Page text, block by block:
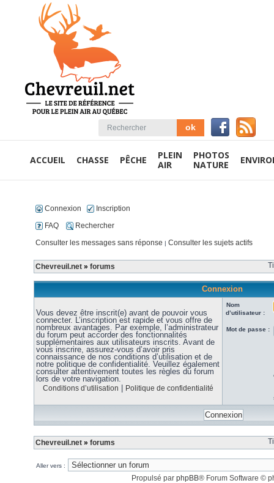
ACCUEIL CHASSE PÊCHE
PLEIN
AIR
PHOTOS
NATURE
Connexion
Inscription
FAQ
Rechercher
Consulter les messages sans réponse | Consulter les sujets actifs
Chevreuil.net » forums
Connexion
Vous devez être inscrit(e) avant de pouvoir vous
connecter. L’inscription est rapide et vous offre de
nombreux avantages. Par exemple, l’administrateur
du forum peut accorder des fonctionnalités
supplémentaires aux utilisateurs inscrits. Avant de
vous inscrire, assurez-vous d’avoir pris
connaissance de nos conditions d’utilisation et de
notre politique de confidentialité. Veuillez également
consulter attentivement toutes les règles du forum
lors de votre navigation.
Conditions d’utilisation Politique de confidentialité
Nom
d’utilisateur :
Mot de passe :
Chevreuil.net » forums
Aller vers :
Propulsé par phpBB® Forum Software ©